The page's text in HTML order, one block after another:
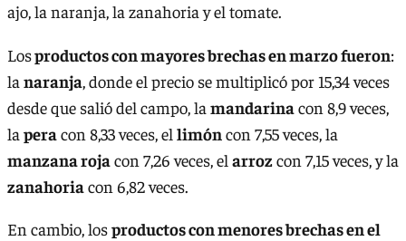
ajo, la naranja, la zanahoria y el tomate.
Losproductos con mayores brechas en marzo fueron:
la naranja, donde el precio se multiplicó por 15,34 veces
desde que salió del campo, la mandarinacon 8,9 veces,
la peracon 8,33 veces, el limóncon 7,55 veces, la
manzana rojacon 7,26 veces, el arrozcon 7,15 veces, y la
zanahoriacon 6,82 veces.
En cambio, losproductos con menores brechas en el